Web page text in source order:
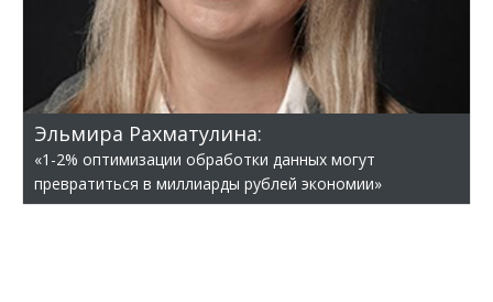
Эльмира Рахматулина:
«1-2% оптимизации обработки данных могут
превратиться в миллиарды рублей экономии»